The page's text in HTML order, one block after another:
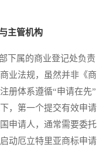
主管机构
属的商业登记处负责
业法规，虽然并非《商
册体系遵循“申请在先”
，第一个提交有效申请
申请人，通常需要委托
动厄立特里亚商标申请